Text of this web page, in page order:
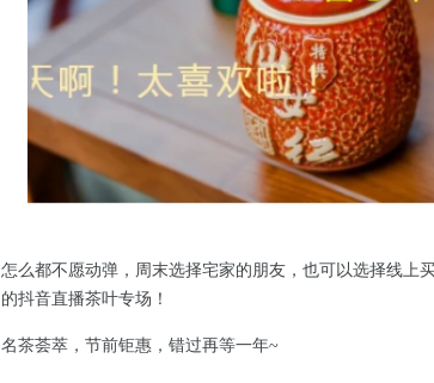
怎么都不愿动弹，周末选择宅家的朋友，也可以选择线上
的抖音直播茶叶专场！
名茶荟萃，节前钜惠，错过再等一年~